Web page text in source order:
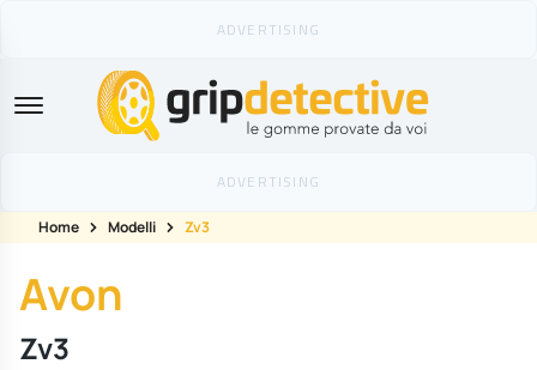
GripDetective
Home Modelli Zv3
Avon
Zv3